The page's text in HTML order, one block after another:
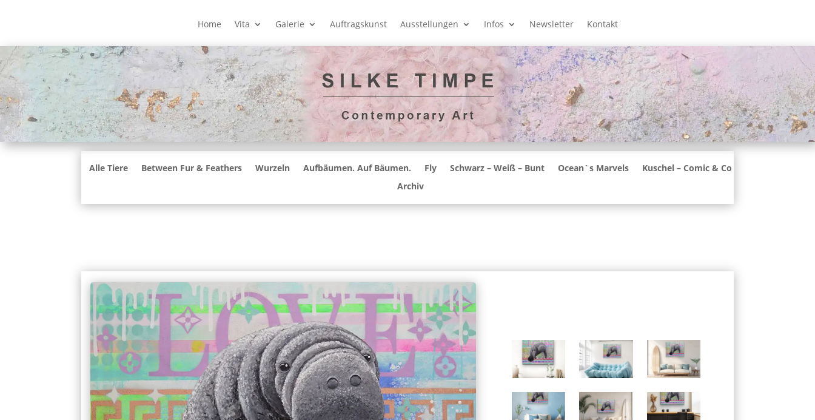
Home Vita Galerie Auftragskunst Ausstellungen Infos Newsletter Kontakt
Alle Tiere Between Fur & Feathers Wurzeln Aufbäumen. Auf Bäumen. Fly Schwarz – Weiß – Bunt Ocean`s Marvels
Kuschel – Comic & Co
Archiv